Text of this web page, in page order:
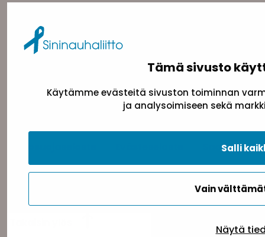
Tämä sivusto
Käytämme evästeitä sivuston toiminnan
ja analysoimiseen sekä
Vain
Salli
Näytä
toimisto@sininauha.fi